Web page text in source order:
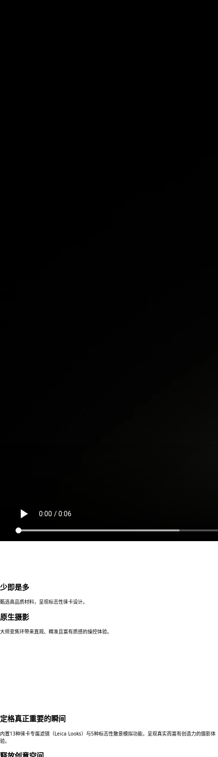
少即是多
甄选高品质材料，呈现标志性徕卡设计。
原生摄影
大师变焦环带来直观、精准且富有质感的操控体验。
定格真正重要的瞬间
内置13种徕卡专属滤镜（Leica Looks）与5种标志性散景模拟功能，呈现真实而富有创造力的摄影体
验。